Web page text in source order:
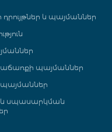
դրույթներ և պայմաններ
պայմաններ
սպասարկման